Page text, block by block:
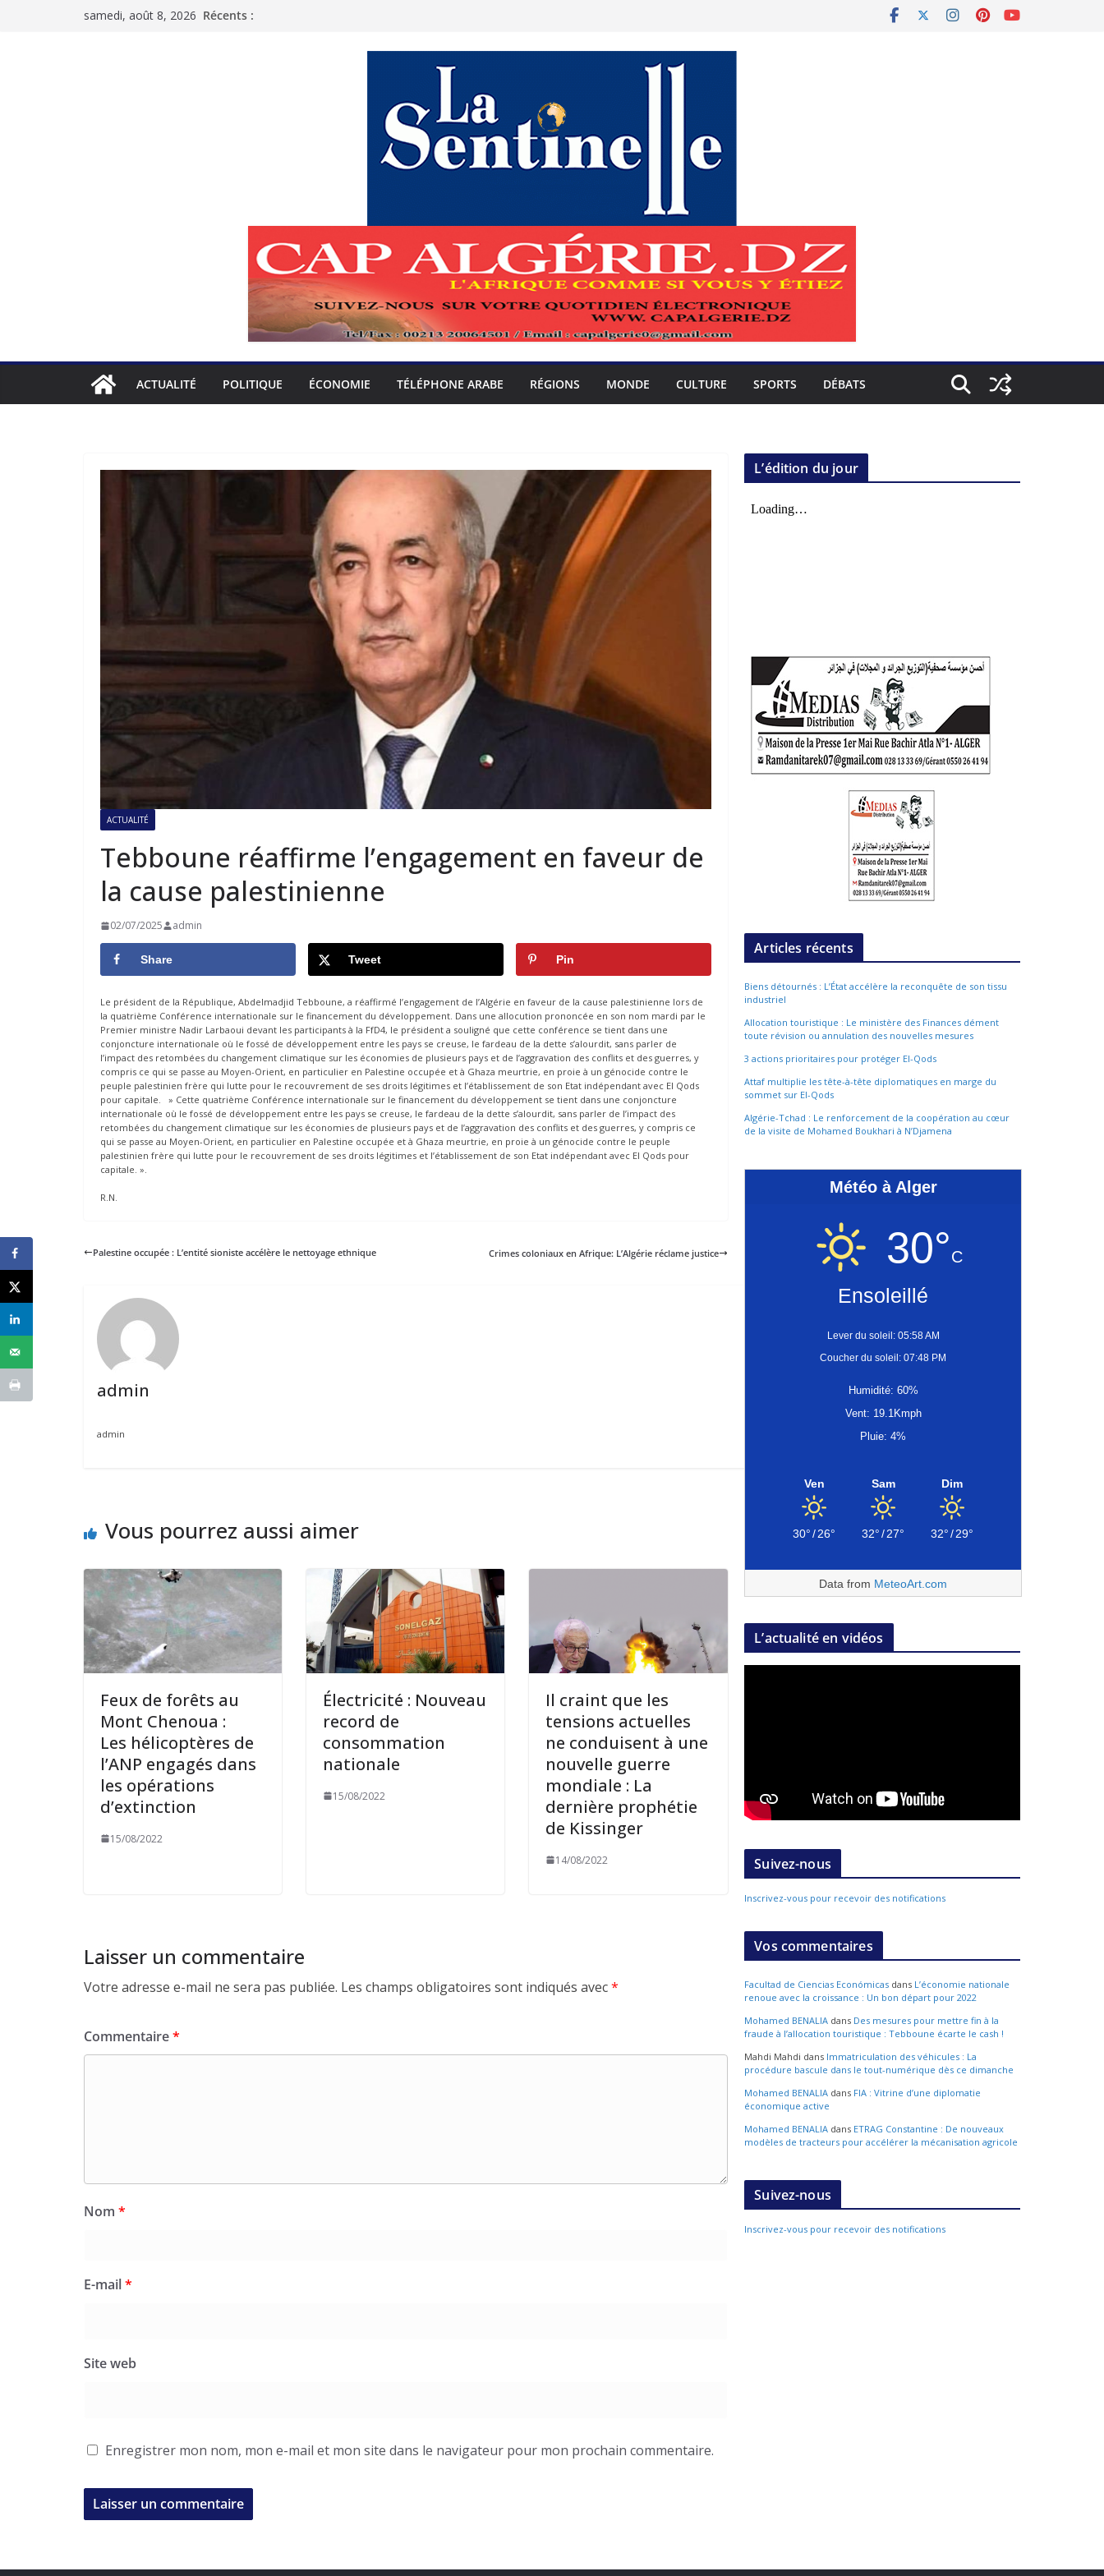
samedi, août 8, 2026 Récents :
ACTUALITÉ POLITIQUE ÉCONOMIE TÉLÉPHONE ARABE RÉGIONS MONDE CULTURE SPORTS DÉBATS
ACTUALITÉ
Tebboune réaffirme l’engagement en faveur de
la cause palestinienne
02/07/2025 admin
Share Tweet Pin
Le président de la République, Abdelmadjid Tebboune, a réaffirmé l’engagement de l’Algérie en faveur de la cause palestinienne lors de
la quatrième Conférence internationale sur le financement du développement. Dans une allocution prononcée en son nom mardi par le
Premier ministre Nadir Larbaoui devant les participants à la FfD4, le président a souligné que cette conférence se tient dans une
conjoncture internationale où le fossé de développement entre les pays se creuse, le fardeau de la dette s’alourdit, sans parler de
l’impact des retombées du changement climatique sur les économies de plusieurs pays et de l’aggravation des conflits et des guerres, y
compris ce qui se passe au Moyen-Orient, en particulier en Palestine occupée et à Ghaza meurtrie, en proie à un génocide contre le
peuple palestinien frère qui lutte pour le recouvrement de ses droits légitimes et l’établissement de son Etat indépendant avec El Qods
pour capitale. » Cette quatrième Conférence internationale sur le financement du développement se tient dans une conjoncture
internationale où le fossé de développement entre les pays se creuse, le fardeau de la dette s’alourdit, sans parler de l’impact des
retombées du changement climatique sur les économies de plusieurs pays et de l’aggravation des conflits et des guerres, y compris ce
qui se passe au Moyen-Orient, en particulier en Palestine occupée et à Ghaza meurtrie, en proie à un génocide contre le peuple
palestinien frère qui lutte pour le recouvrement de ses droits légitimes et l’établissement de son Etat indépendant avec El Qods pour
capitale. ».
R.N.
Palestine occupée : L’entité sioniste accélère le nettoyage ethnique Crimes coloniaux en Afrique: L’Algérie réclame justice
admin
admin
Vous pourrez aussi aimer
Feux de forêts au
Mont Chenoua :
Les hélicoptères de
l’ANP engagés dans
les opérations
d’extinction
15/08/2022
Électricité : Nouveau
record de
consommation
nationale
15/08/2022
Il craint que les
tensions actuelles
ne conduisent à une
nouvelle guerre
mondiale : La
dernière prophétie
de Kissinger
14/08/2022
Laisser un commentaire
Votre adresse e-mail ne sera pas publiée. Les champs obligatoires sont indiqués avec*
Commentaire*
Nom *
E-mail*
Site web
Enregistrer mon nom, mon e-mail et mon site dans le navigateur pour mon prochain commentaire.
L’édition du jour
Articles récents
Biens détournés : L’État accélère la reconquête de son tissu
industriel
Allocation touristique : Le ministère des Finances dément
toute révision ou annulation des nouvelles mesures
3 actions prioritaires pour protéger El-Qods
Attaf multiplie les tête-à-tête diplomatiques en marge du
sommet sur El-Qods
Algérie-Tchad : Le renforcement de la coopération au cœur
de la visite de Mohamed Boukhari à N’Djamena
Météo à Alger
30°C
Ensoleillé
Lever du soleil: 05:58 AM
Coucher du soleil: 07:48 PM
Humidité: 60%
Vent: 19.1Kmph
Pluie: 4%
Ven
30°/26°
Sam
32°/27°
Dim
32°/29°
Data from MeteoArt.com
L’actualité en vidéos
Suivez-nous
Inscrivez-vous pour recevoir des notifications
Vos commentaires
Facultad de Ciencias Económicas dans L’économie nationale
renoue avec la croissance : Un bon départ pour 2022
Mohamed BENALIA dans Des mesures pour mettre fin à la
fraude à l’allocation touristique : Tebboune écarte le cash !
Mahdi Mahdi dans Immatriculation des véhicules : La
procédure bascule dans le tout-numérique dès ce dimanche
Mohamed BENALIA dans FIA : Vitrine d’une diplomatie
économique active
Mohamed BENALIA dans ETRAG Constantine : De nouveaux
modèles de tracteurs pour accélérer la mécanisation agricole
Suivez-nous
Inscrivez-vous pour recevoir des notifications